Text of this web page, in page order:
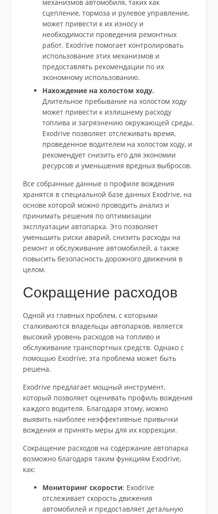
механизмов автомобиля, таких как
сцепление, тормоза и рулевое управление,
может привести к их износу и
необходимости проведения ремонтных
работ. Exodrive помогает контролировать
использование этих механизмов и
предоставлять рекомендации по их
экономному использованию.
Нахождение на холостом ходу.
Длительное пребывание на холостом ходу
может привести к излишнему расходу
топлива и загрязнению окружающей среды.
Exodrive позволяет отслеживать время,
проведенное водителем на холостом ходу, и
рекомендует снизить его для экономии
ресурсов и уменьшения вредных выбросов.
Все собранные данные о профиле вождения
хранятся в специальной базе данных Exodrive, на
основе которой можно проводить анализ и
принимать решения по оптимизации
эксплуатации автопарка. Это позволяет
уменьшить риски аварий, снизить расходы на
ремонт и обслуживание автомобилей, а также
повысить безопасность дорожного движения в
целом.
Сокращение расходов
Одной из главных проблем, с которыми
сталкиваются владельцы автопарков, является
высокий уровень расходов на топливо и
обслуживание транспортных средств. Однако с
помощью Exodrive, эта проблема может быть
решена.
Exodrive предлагает мощный инструмент,
который позволяет оценивать профиль вождения
каждого водителя. Благодаря этому, можно
выявить наиболее неэффективные привычки
вождения и принять меры для их коррекции.
Сокращение расходов на содержание автопарка
возможно благодаря таким функциям Exodrive,
как:
Мониторинг скорости: Exodrive
отслеживает скорость движения
автомобилей и предоставляет детальную